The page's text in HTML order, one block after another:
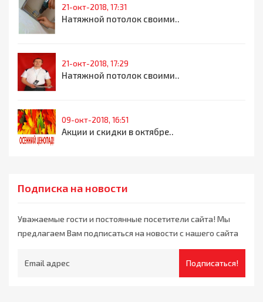
21-окт-2018, 17:31
Натяжной потолок своими..
21-окт-2018, 17:29
Натяжной потолок своими..
09-окт-2018, 16:51
Акции и скидки в октябре..
Подписка на новости
Уважаемые гости и постоянные посетители сайта! Мы
предлагаем Вам подписаться на новости с нашего сайта
Подписаться!